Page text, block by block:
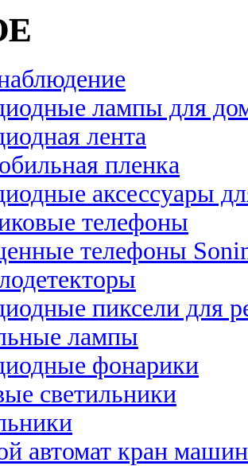
лампы для
лента
пленка
аксессуары
телефоны
телефоны
пиксели для
лампы
фонарики
светильники
автомат кран